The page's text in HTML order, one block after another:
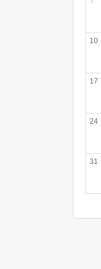
10
17
24
31